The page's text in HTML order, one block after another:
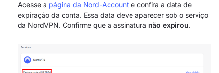
Acesse a página da Nord-Account e confira a data de
expiração da conta. Essa data deve aparecer sob o serviço
da NordVPN. Confirme que a assinatura não expirou.